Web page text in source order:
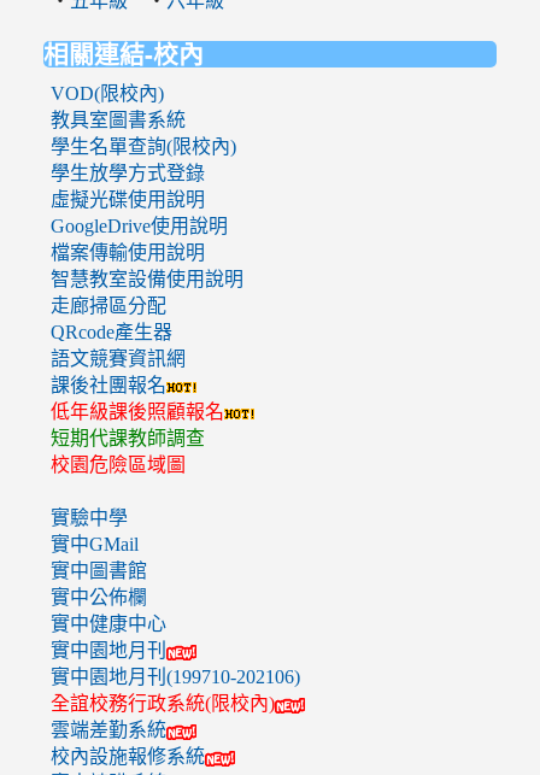
相關連結-校內
VOD(限校內)
教具室圖書系統
學生名單查詢(限校內)
學生放學方式登錄
虛擬光碟使用說明
GoogleDrive使用說明
檔案傳輸使用說明
智慧教室設備使用說明
走廊掃區分配
QRcode產生器
語文競賽資訊網
課後社團報名
低年級課後照顧報名
短期代課教師調查
校園危險區域圖
實驗中學
實中GMail
實中圖書館
實中公佈欄
實中健康中心
實中園地月刊
實中園地月刊(199710-202106)
全誼校務行政系統(限校內)
雲端差勤系統
校內設施報修系統